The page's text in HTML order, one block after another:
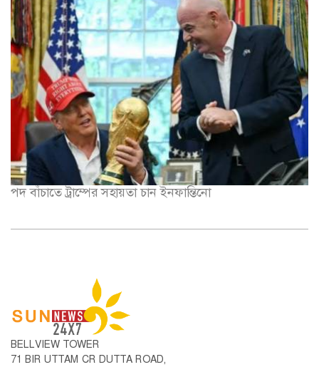
পদ বাঁচাতে ট্রাম্পের সহায়তা চান ইনফান্তিনো
BELLVIEW TOWER
71 BIR UTTAM CR DUTTA ROAD,